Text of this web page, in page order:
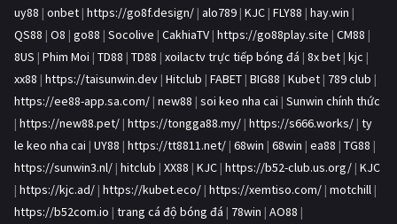
uy88 | onbet | https://go8f.design/ | alo789 | KJC | FLY88 | hay.win |
QS88 | O8 | go88 | Socolive | CakhiaTV | https://go88play.site | CM88 |
8US | Phim Moi | TD88 | TD88 | xoilactv trực tiếp bóng đá | 8x bet | kjc |
xx88 | https://taisunwin.dev | Hitclub | FABET | BIG88 | Kubet | 789 club |
https://ee88-app.sa.com/ | new88 | soi keo nha cai | Sunwin chính thức
| https://new88.pet/ | https://tongga88.my/ | https://s666.works/ | ty
le keo nha cai | UY88 | https://tt8811.net/ | 68win | 68win | ea88 | TG88 |
https://sunwin3.nl/ | hitclub | XX88 | KJC | https://b52-club.us.org/ | KJC
| https://kjc.ad/ | https://kubet.eco/ | https://xemtiso.com/ | motchill |
https://b52com.io | trang cá độ bóng đá | 78win | AO88 |